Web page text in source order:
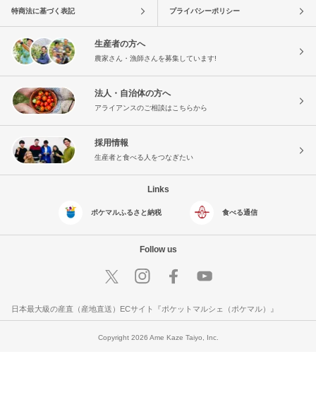
特商法に基づく表記 プライバシーポリシー
生産者の方へ
農家さん・漁師さんを募集しています!
法人・自治体の方へ
アライアンスのご相談はこちらから
採用情報
生産者と食べる人をつなぎたい
Links
ポケマルふるさと納税 食べる通信
Follow us
日本最大級の産直（産地直送）ECサイト『ポケットマルシェ（ポケマル）』
Copyright 2026 Ame Kaze Taiyo, Inc.